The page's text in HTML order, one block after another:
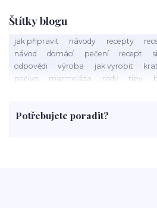
Štítky blogu
jak připravit návody recepty
návod
domácí pečení recept
odpovědi
výroba jak vyrobit
pečivo
marmeláda rady tipy
rohlíky
grilování čaj
Potřebujete poradit?